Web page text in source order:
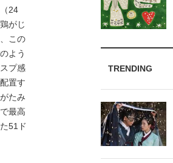
24
がじ
この
よう
プ感
置す
たみ
最高
51ド
TRENDING